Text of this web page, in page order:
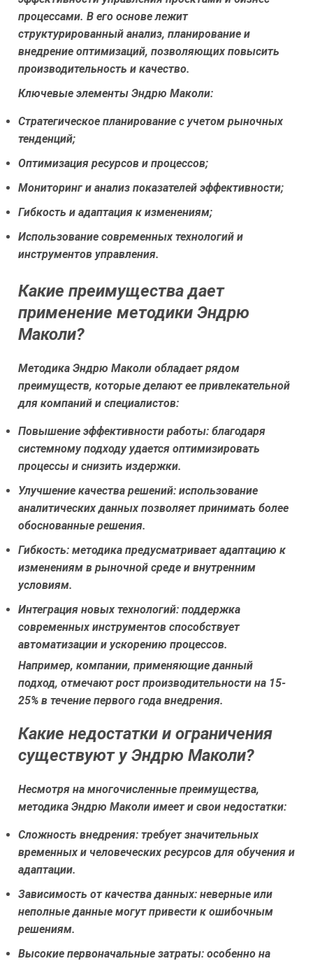
процессами. В его основе лежит
структурированный анализ, планирование и
внедрение оптимизаций, позволяющих повысить
производительность и качество.
Ключевые элементы Эндрю Маколи:
Стратегическое планирование с учетом рыночных
тенденций;
Оптимизация ресурсов и процессов;
Мониторинг и анализ показателей эффективности;
Гибкость и адаптация к изменениям;
Использование современных технологий и
инструментов управления.
Какие преимущества дает
применение методики Эндрю
Маколи?
Методика Эндрю Маколи обладает рядом
преимуществ, которые делают ее привлекательной
для компаний и специалистов:
Повышение эффективности работы: благодаря
системному подходу удается оптимизировать
процессы и снизить издержки.
Улучшение качества решений: использование
аналитических данных позволяет принимать более
обоснованные решения.
Гибкость: методика предусматривает адаптацию к
изменениям в рыночной среде и внутренним
условиям.
Интеграция новых технологий: поддержка
современных инструментов способствует
автоматизации и ускорению процессов.
Например, компании, применяющие данный
подход, отмечают рост производительности на 15-
25% в течение первого года внедрения.
Какие недостатки и ограничения
существуют у Эндрю Маколи?
Несмотря на многочисленные преимущества,
методика Эндрю Маколи имеет и свои недостатки:
Сложность внедрения: требует значительных
временных и человеческих ресурсов для обучения и
адаптации.
Зависимость от качества данных: неверные или
неполные данные могут привести к ошибочным
решениям.
Высокие первоначальные затраты: особенно на